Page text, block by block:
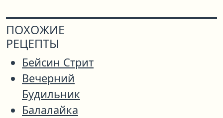
ПОХОЖИЕ
РЕЦЕПТЫ
Бейсин Стрит
Вечерний
Будильник
Балалайка